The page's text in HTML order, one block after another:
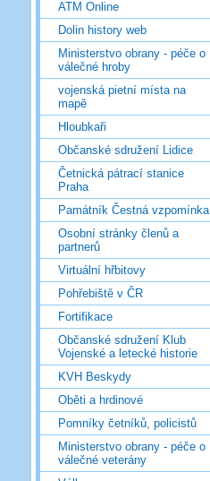
ATM Online
Dolin history web
Ministerstvo obrany - péče o
válečné hroby
vojenská pietní místa na
mapě
Hloubkaři
Občanské sdružení Lidice
Četnická pátrací stanice
Praha
Památník Čestná vzpomínka
Osobní stránky členů a
partnerů
Virtuální hřbitovy
Pohřebiště v ČR
Fortifikace
Občanské sdružení Klub
Vojenské a letecké historie
KVH Beskydy
Oběti a hrdinové
Pomníky četníků, policistů
Ministerstvo obrany - péče o
válečné veterány